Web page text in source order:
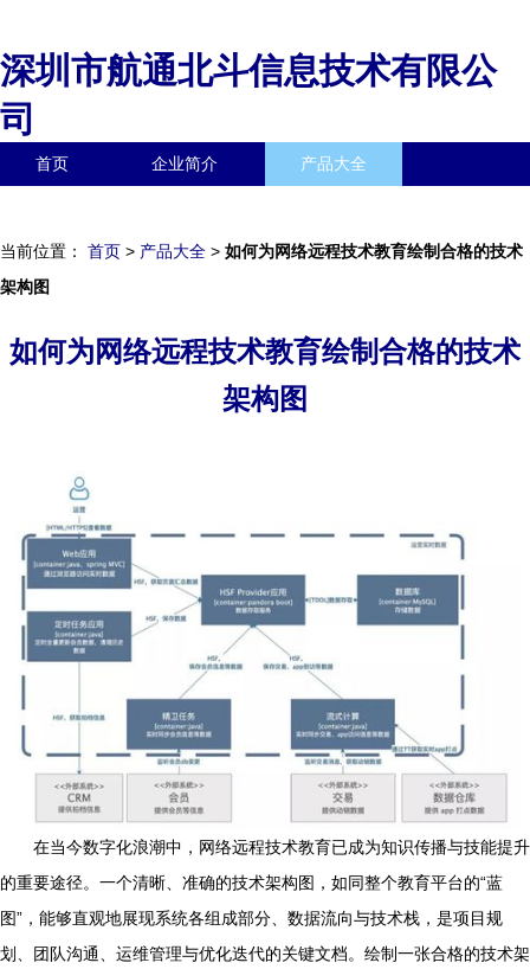
深圳市航通北斗信息技术有限公
司
首页 企业简介 产品大全
当前位置： 首页 > 产品大全 > 如何为网络远程技术教育绘制合格的技术
架构图
如何为网络远程技术教育绘制合格的技术
架构图
在当今数字化浪潮中，网络远程技术教育已成为知识传播与技能提升
的重要途径。一个清晰、准确的技术架构图，如同整个教育平台的“蓝
图”，能够直观地展现系统各组成部分、数据流向与技术栈，是项目规
划、团队沟通、运维管理与优化迭代的关键文档。绘制一张合格的技术架